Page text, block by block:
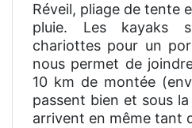
Réveil, pliage de tente
pluie. Les kayaks
chariottes pour un
nous permet de
10 km de montée
passent bien et sous
arrivent en même tant